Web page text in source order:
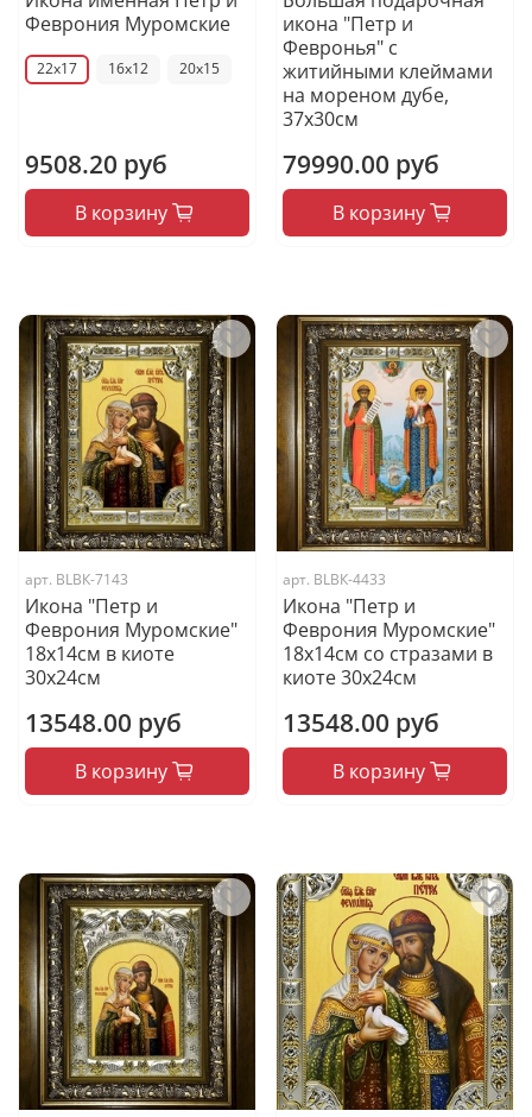
Феврония Муромские
22x17 16x12 20x15
9508.20 руб
В корзину
икона "Петр и
Февронья" с
житийными клеймами
на мореном дубе,
37х30см
79990.00 руб
В корзину
арт. BLВК-7143
Икона "Петр и
Феврония Муромские"
18х14см в киоте
30х24см
13548.00 руб
В корзину
арт. BLВК-4433
Икона "Петр и
Феврония Муромские"
18х14см со стразами в
киоте 30х24см
13548.00 руб
В корзину